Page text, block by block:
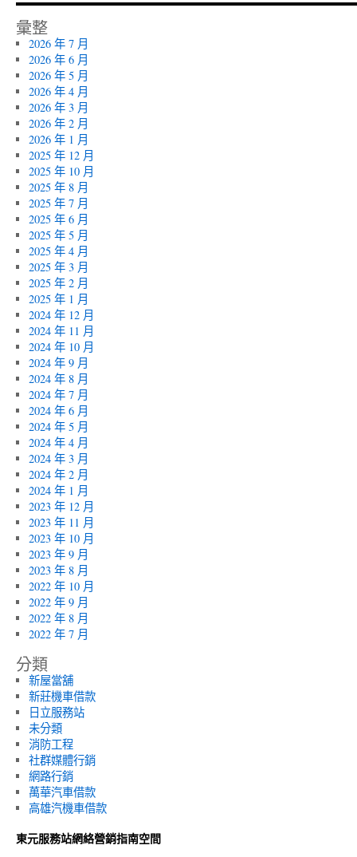
彙整
2026 年 7 月
2026 年 6 月
2026 年 5 月
2026 年 4 月
2026 年 3 月
2026 年 2 月
2026 年 1 月
2025 年 12 月
2025 年 10 月
2025 年 8 月
2025 年 7 月
2025 年 6 月
2025 年 5 月
2025 年 4 月
2025 年 3 月
2025 年 2 月
2025 年 1 月
2024 年 12 月
2024 年 11 月
2024 年 10 月
2024 年 9 月
2024 年 8 月
2024 年 7 月
2024 年 6 月
2024 年 5 月
2024 年 4 月
2024 年 3 月
2024 年 2 月
2024 年 1 月
2023 年 12 月
2023 年 11 月
2023 年 10 月
2023 年 9 月
2023 年 8 月
2022 年 10 月
2022 年 9 月
2022 年 8 月
2022 年 7 月
分類
新屋當舖
新莊機車借款
日立服務站
未分類
消防工程
社群媒體行銷
網路行銷
萬華汽車借款
高雄汽機車借款
東元服務站網絡營銷指南空間